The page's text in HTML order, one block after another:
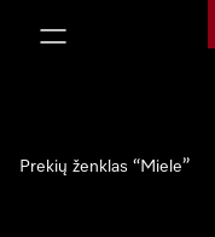
Prekių ženklas “Miele”